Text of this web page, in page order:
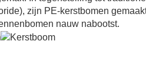
zijn PE-kerstbomen
nauw nabootst.